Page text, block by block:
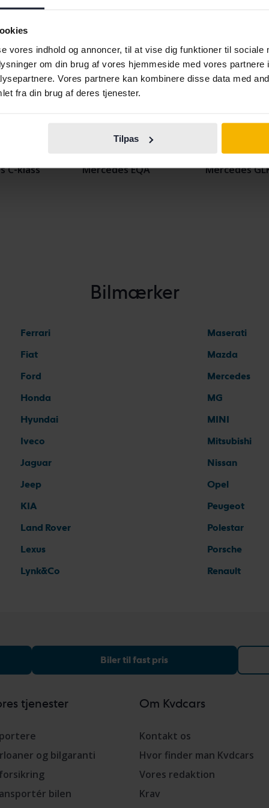
vores indhold og annoncer, til at vise dig funktioner til sociale
om din brug af vores hjemmeside med vores partnere
Vores partnere kan kombinere disse data med
fra din brug af deres tjenester.
Tilpas
C-klass
Mercedes E-klass
Mercedes EQA
Mercedes
Mercedes
Bilmærker
Ferrari
Fiat
Ford
Honda
Hyundai
Iveco
Jaguar
Jeep
KIA
Land Rover
Lexus
Lynk&Co
Maserati
Mazda
Mercedes
MG
MINI
Mitsubishi
Nissan
Opel
Peugeot
Polestar
Porsche
Renault
Biler til fast pris
tjenester
og bilgaranti
bilen
Om Kvdcars
Kontakt os
Hvor finder man Kvdcars
Vores redaktion
Krav